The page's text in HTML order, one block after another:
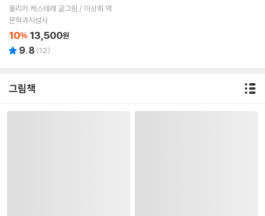
울리카 케스테레 글그림 / 이상희 역
문학과지성사
10% 13,500원
9.8 (12)
그림책